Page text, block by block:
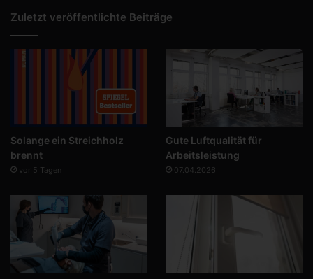
Zuletzt veröffentlichte Beiträge
Solange ein Streichholz
brennt
vor 5 Tagen
Gute Luftqualität für
Arbeitsleistung
07.04.2026